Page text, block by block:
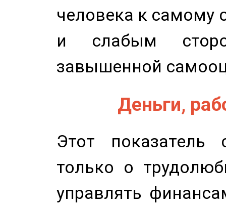
человека к самому
и слабым
завышенной
Деньги,
Этот показатель
только о
управлять